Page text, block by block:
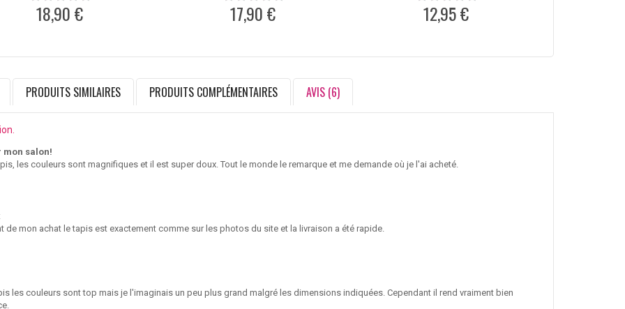
18,90 € 17,90 € 12,95 €
PRODUITS SIMILAIRES PRODUITS COMPLÉMENTAIRES AVIS (6)
salon!
les couleurs sont magnifiques et il est super doux. Tout le monde le remarque et me demande où je l'ai acheté.
de mon achat le tapis est exactement comme sur les photos du site et la livraison a été rapide.
les couleurs sont top mais je l'imaginais un peu plus grand malgré les dimensions indiquées. Cependant il rend vraiment bien